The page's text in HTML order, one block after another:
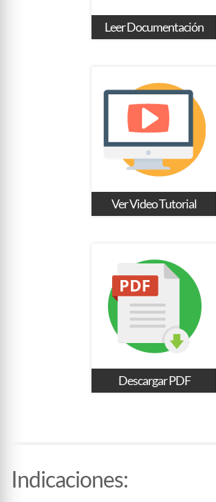
Leer Documentación
Ver Video Tutorial
Descargar PDF
Indicaciones: